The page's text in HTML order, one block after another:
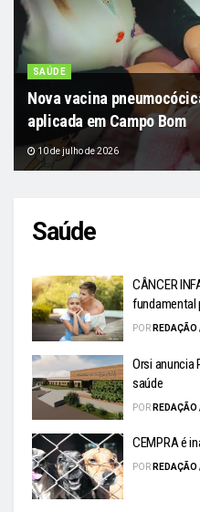
SAÚDE
Nova vacina
aplicada em Campo Bom
10 de julho de 2026
Saúde
CÂNCER
fundamental
POR REDAÇÃO
Orsi anuncia
saúde
POR REDAÇÃO
CEMPRA é
POR REDAÇÃO